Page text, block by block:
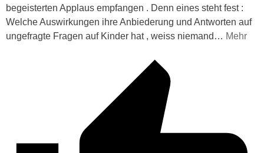
begeisterten Applaus empfangen . Denn eines steht fest :
Welche Auswirkungen ihre Anbiederung und Antworten auf
ungefragte Fragen auf Kinder hat , weiss niemand … Mehr